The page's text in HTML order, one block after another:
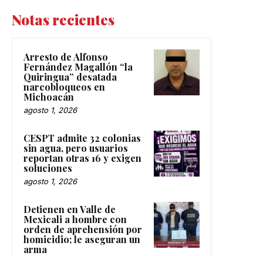
Notas recientes
Arresto de Alfonso
Fernández Magallón “la
Quiringua” desatada
narcobloqueos en
Michoacán
agosto 1, 2026
CESPT admite 32 colonias
sin agua, pero usuarios
reportan otras 16 y exigen
soluciones
agosto 1, 2026
Detienen en Valle de
Mexicali a hombre con
orden de aprehensión por
homicidio; le aseguran un
arma